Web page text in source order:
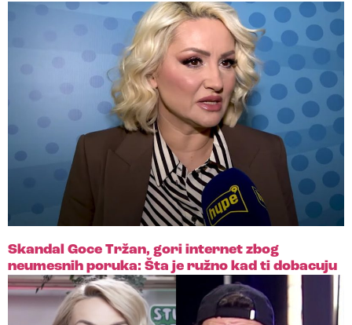
Skandal Goce Tržan, gori internet zbog
neumesnih poruka: Šta je ružno kad ti dobacuju